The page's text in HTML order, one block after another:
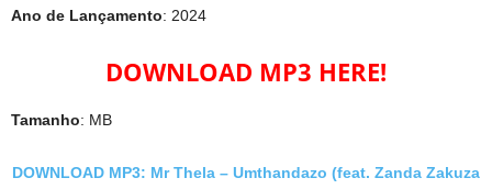
Ano de Lançamento: 2024
DOWNLOAD MP3 HERE!
Tamanho: MB
DOWNLOAD MP3: Mr Thela – Umthandazo (feat. Zanda Zakuza